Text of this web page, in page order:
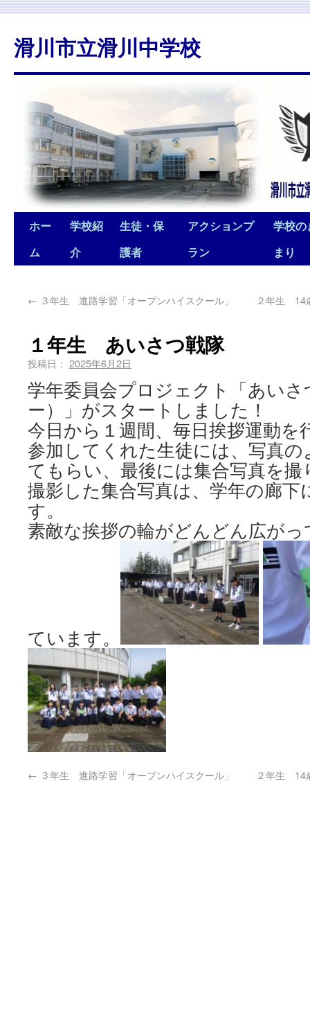
滑川市立滑川中学校
ホー
ム
学校紹
介
生徒・保
護者
アクションプ
ラン
学校の
まり
← ３年生 進路学習「オープンハイスクール」 ２年生 14
１年生 あいさつ戦隊
投稿日： 2025年6月2日
学年委員会プロジェクト「あい
ー）」がスタートしました！
今日から１週間、毎日挨拶運動を
参加してくれた生徒には、写真
てもらい、最後には集合写真を撮
撮影した集合写真は、学年の廊下
す。
素敵な挨拶の輪がどんどん広が
ています。
← ３年生 進路学習「オープンハイスクール」 ２年生 14